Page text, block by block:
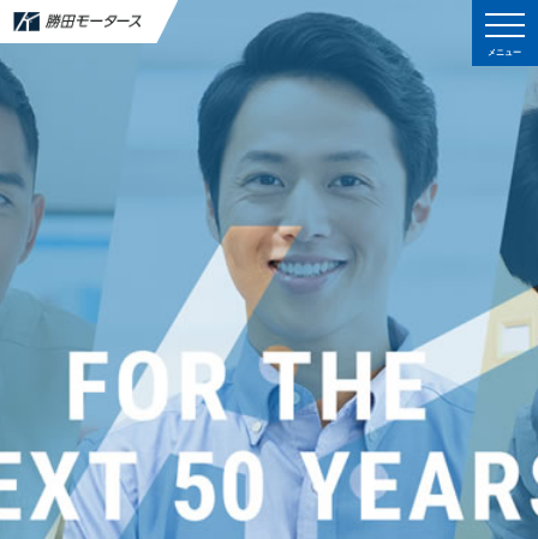
メニュー
メニュー